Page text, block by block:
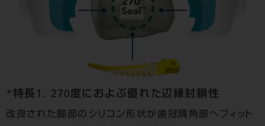
*特長1． 270度におよぶ優れた辺縁封鎖性
改良された脚部のシリコン形状が歯冠隅角部へフィット